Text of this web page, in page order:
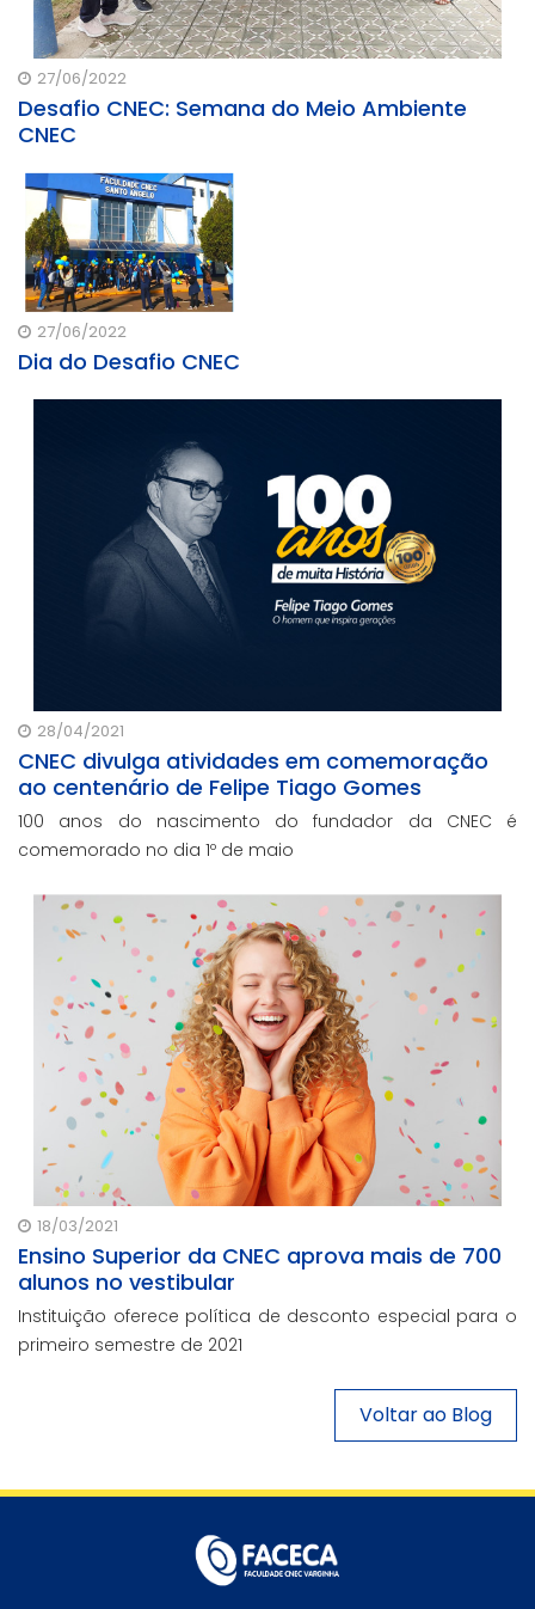
27/06/2022
Desafio CNEC: Semana do Meio Ambiente
CNEC
27/06/2022
Dia do Desafio CNEC
28/04/2021
CNEC divulga atividades em comemoração
ao centenário de Felipe Tiago Gomes
100 anos do nascimento do fundador da CNEC é
comemorado no dia 1º de maio
18/03/2021
Ensino Superior da CNEC aprova mais de 700
alunos no vestibular
Instituição oferece política de desconto especial para o
primeiro semestre de 2021
Voltar ao Blog